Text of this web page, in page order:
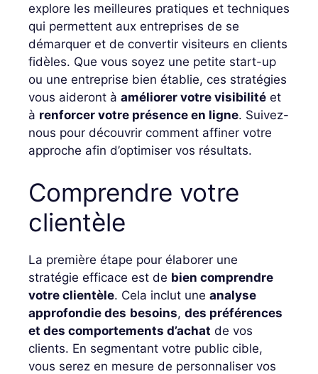
explore les meilleures pratiques et techniques
qui permettent aux entreprises de se
démarquer et de convertir visiteurs en clients
fidèles. Que vous soyez une petite start-up
ou une entreprise bien établie, ces stratégies
vous aideront à améliorer votre visibilité et
à renforcer votre présence en ligne. Suivez-
nous pour découvrir comment affiner votre
approche afin d’optimiser vos résultats.
Comprendre votre
clientèle
La première étape pour élaborer une
stratégie efficace est de bien comprendre
votre clientèle. Cela inclut une analyse
approfondie des besoins, des préférences
et des comportements d’achat de vos
clients. En segmentant votre public cible,
vous serez en mesure de personnaliser vos